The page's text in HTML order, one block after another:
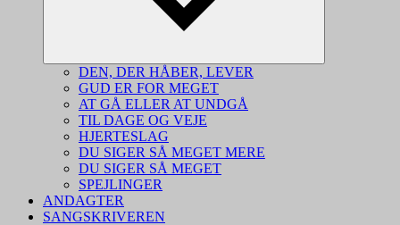
DEN, DER HÅBER, LEVER
GUD ER FOR MEGET
AT GÅ ELLER AT UNDGÅ
TIL DAGE OG VEJE
HJERTESLAG
DU SIGER SÅ MEGET MERE
DU SIGER SÅ MEGET
SPEJLINGER
ANDAGTER
SANGSKRIVEREN